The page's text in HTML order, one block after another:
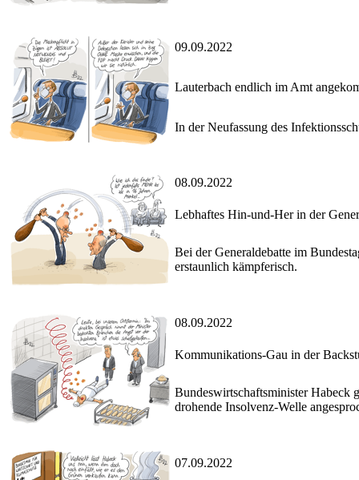
09.09.2022
Lauterbach endlich im Amt
In der Neufassung des
08.09.2022
Lebhaftes Hin-und-Her in der
Bei der Generaldebatte im
erstaunlich kämpferisch.
08.09.2022
Kommunikations-Gau in der
Bundeswirtschaftsminister Habeck
drohende Insolvenz-Welle
07.09.2022